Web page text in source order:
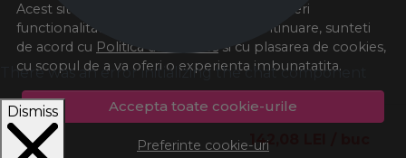
142,08
Acest site foloseste cookies pentru a va oferi
functionalitatea dorita. Navigand in continuare, sunteti
de acord cu Politica de cookies si cu plasarea de cookies,
cu scopul de a va oferi o experienta imbunatatita.
Accepta toate cookie-urile
Preferinte cookie-uri
There was an error initializing the chat component
Dismiss